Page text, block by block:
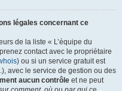
légales concernant ce
de la liste « L’équipe du
contact avec le propriétaire
) ou si un service gratuit est
avec le service de gestion ou des
aucun contrôle et ne peut